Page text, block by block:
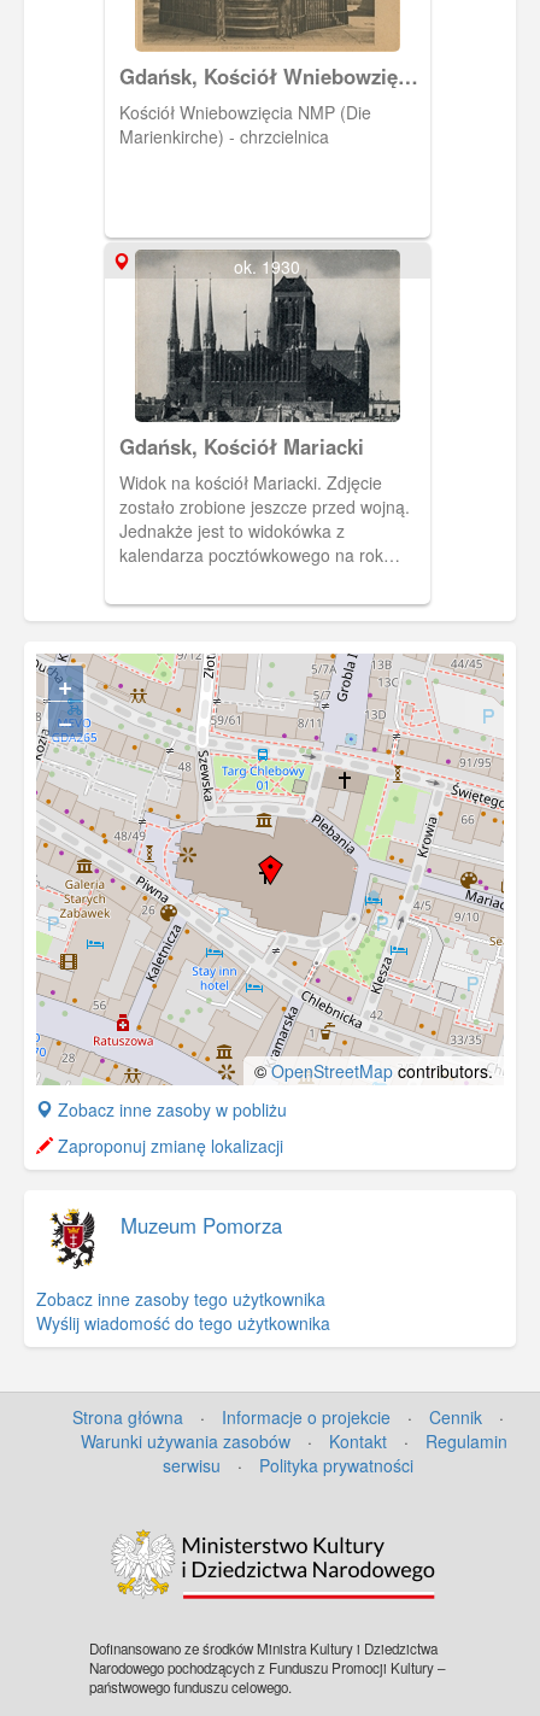
Gdańsk, Kościół Wniebowzięcia
NMP (Die Marienkirche) -
chrzcielnica
Kościół Wniebowzięcia NMP (Die
Marienkirche) - chrzcielnica
ok. 1930
Gdańsk, Kościół Mariacki
Widok na kościół Mariacki. Zdjęcie
zostało zrobione jeszcze przed wojną.
Jednakże jest to widokówka z
kalendarza pocztówkowego na rok
+
−
©OpenStreetMap contributors.
+
−
Zobacz inne zasoby w pobliżu
Zaproponuj zmianę lokalizacji
Muzeum Pomorza
Zobacz inne zasoby tego użytkownika
Wyślij wiadomość do tego użytkownika
Strona główna · Informacje o projekcie · Cennik
·
Warunki używania zasobów
· Kontakt ·
Regulamin
serwisu
· Polityka prywatności
Dofinansowano ze środków Ministra Kultury i Dziedzictwa
Narodowego pochodzących z Funduszu Promocji Kultury –
państwowego funduszu celowego.